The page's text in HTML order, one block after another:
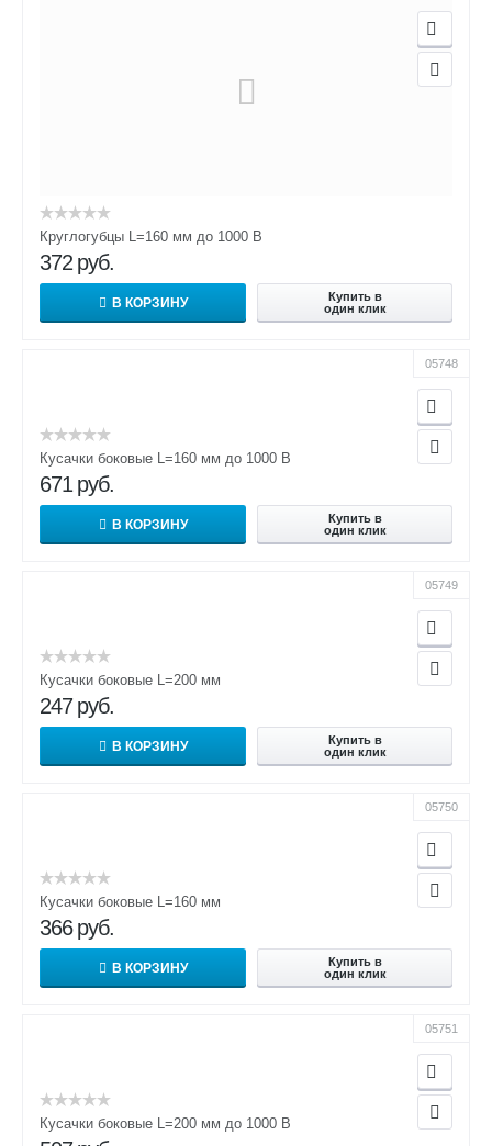
Круглогубцы L=160 мм до 1000 В
372 руб.
В КОРЗИНУ
Купить в
один клик
05748
Кусачки боковые L=160 мм до 1000 В
671 руб.
В КОРЗИНУ
Купить в
один клик
05749
Кусачки боковые L=200 мм
247 руб.
В КОРЗИНУ
Купить в
один клик
05750
Кусачки боковые L=160 мм
366 руб.
В КОРЗИНУ
Купить в
один клик
05751
Кусачки боковые L=200 мм до 1000 В